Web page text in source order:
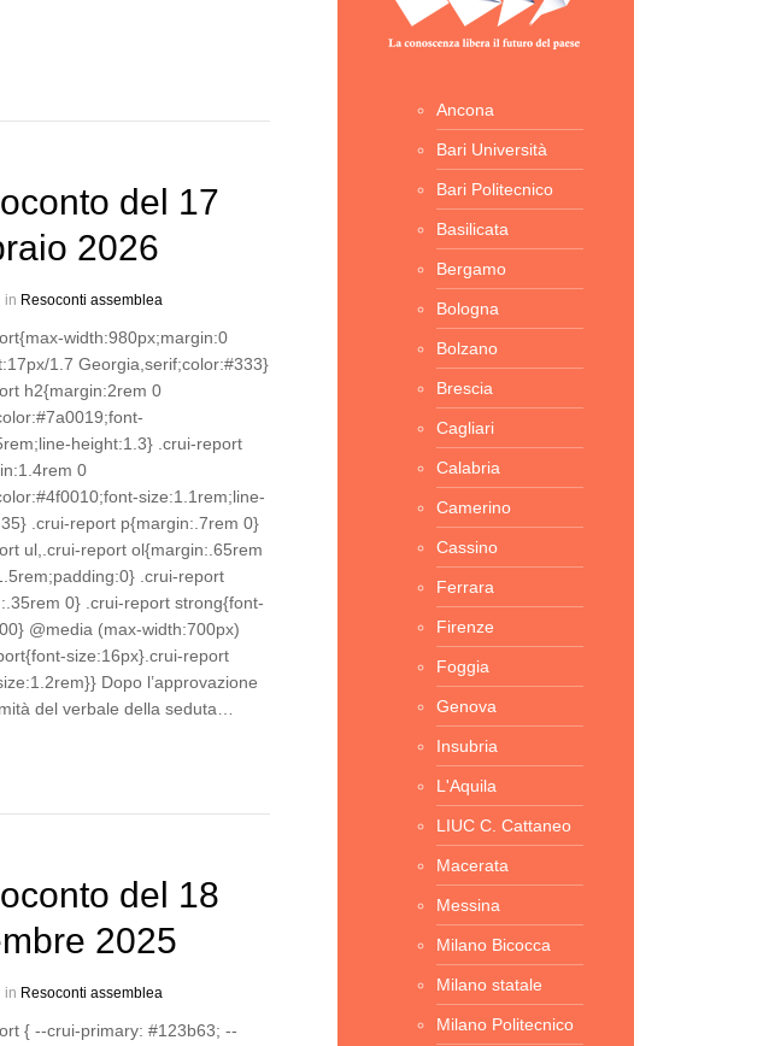
del 17
2026
in Resoconti assemblea
width:980px;margin:0
1.7 Georgia,serif;color:#333}
h2{margin:2rem 0
height:1.3} .crui-report
0
size:1.1rem;line-
.crui-report p{margin:.7rem 0}
ul,.crui-report ol{margin:.65rem
.crui-report
0} .crui-report strong{font-
@media (max-width:700px)
size:16px}.crui-report
Dopo l’approvazione
del verbale della seduta…
del 18
2025
in Resoconti assemblea
{ --crui-primary: #123b63; --
Ancona
Bari Università
Bari Politecnico
Basilicata
Bergamo
Bologna
Bolzano
Brescia
Cagliari
Calabria
Camerino
Cassino
Ferrara
Firenze
Foggia
Genova
Insubria
L'Aquila
LIUC C. Cattaneo
Macerata
Messina
Milano Bicocca
Milano statale
Milano Politecnico